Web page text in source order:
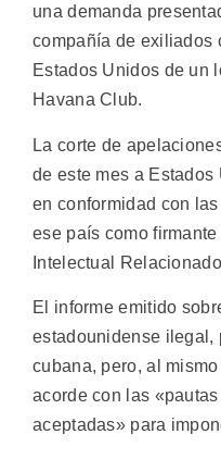
una demanda
compañía de exiliados
Estados Unidos de un
Havana Club.
La corte de
de este mes a
en conformidad con
ese país como
Intelectual
El informe emitido
estadounidense ilegal,
cubana, pero, al
acorde con las
aceptadas» para